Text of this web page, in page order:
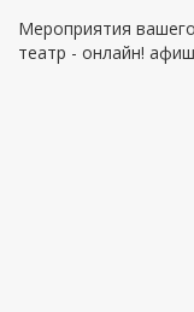
Мероприятия
театр - онлайн!